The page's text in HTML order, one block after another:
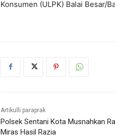
Konsumen (ULPK) Balai Besar/
Artikulli paraprak
Polsek Sentani Kota Musnahkan
Miras Hasil Razia